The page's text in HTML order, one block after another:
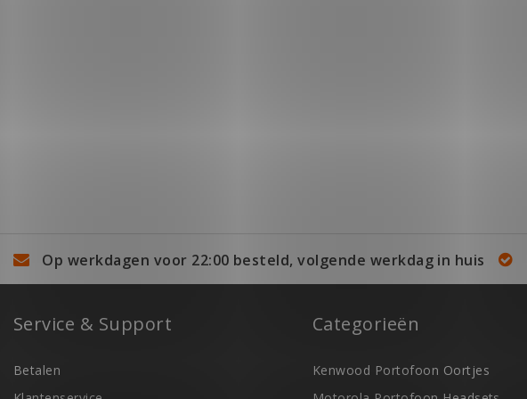
Op werkdagen voor 22:00 besteld, volgende werkdag in huis
Service & Support
Betalen
Categorieën
Kenwood Portofoon Oortjes